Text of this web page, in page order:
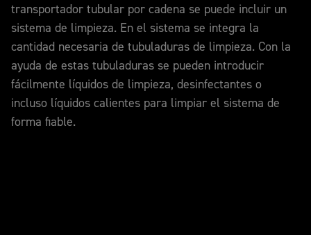
transportador tubular por cadena se puede incluir un
sistema de limpieza. En el sistema se integra la
cantidad necesaria de tubuladuras de limpieza. Con la
ayuda de estas tubuladuras se pueden introducir
fácilmente líquidos de limpieza, desinfectantes o
incluso líquidos calientes para limpiar el sistema de
forma fiable.